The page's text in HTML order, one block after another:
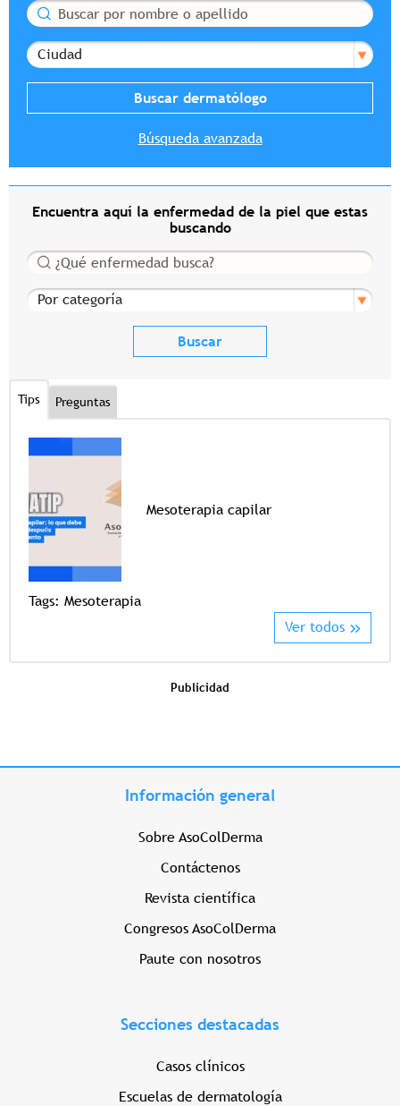
Buscar
Ciudad
Búsqueda avanzada
Encuentra aquí la enfermedad de la piel que estas
buscando
Buscar
Por categoría
Tips Preguntas
Mesoterapia capilar
Tags: Mesoterapia
Ver todos
Publicidad
Información general
Sobre AsoColDerma
Contáctenos
Revista científica
Congresos AsoColDerma
Paute con nosotros
Secciones destacadas
Casos clínicos
Escuelas de dermatología